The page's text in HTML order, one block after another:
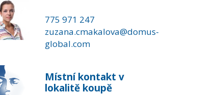
775 971 247
zuzana.cmakalova@domus-
global.com
Místní kontakt v
lokalitě koupě